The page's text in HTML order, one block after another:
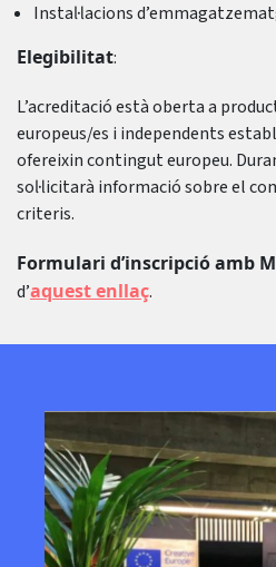
Instal·lacions
Elegibilitat:
L’acreditació està oberta a
europeus/es i independents
ofereixin contingut europeu.
sol·licitarà informació sobre el
criteris.
Formulari d’inscripció amb
d’aquest enllaç.